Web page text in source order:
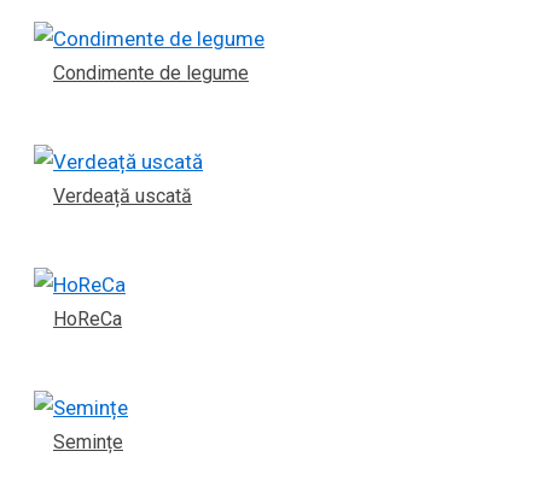
Condimente de legume
Verdeață uscată
HoReCa
Semințe